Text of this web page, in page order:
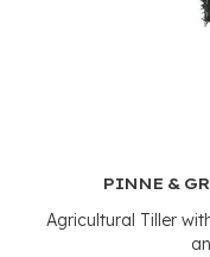
PINNE &
Agricultural Tiller